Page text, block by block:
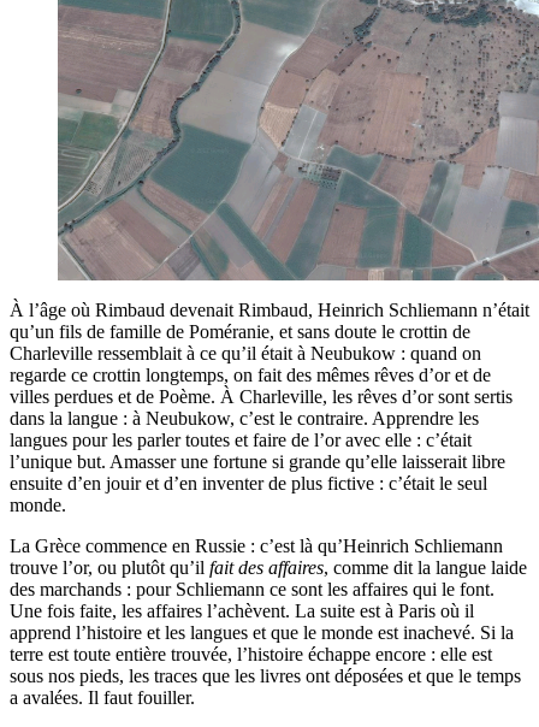
À l’âge où Rimbaud devenait Rimbaud, Heinrich Schliemann n’était
qu’un fils de famille de Poméranie, et sans doute le crottin de
Charleville ressemblait à ce qu’il était à Neubukow : quand on
regarde ce crottin longtemps, on fait des mêmes rêves d’or et de
villes perdues et de Poème. À Charleville, les rêves d’or sont sertis
dans la langue : à Neubukow, c’est le contraire. Apprendre les
langues pour les parler toutes et faire de l’or avec elle : c’était
l’unique but. Amasser une fortune si grande qu’elle laisserait libre
ensuite d’en jouir et d’en inventer de plus fictive : c’était le seul
monde.
La Grèce commence en Russie : c’est là qu’Heinrich Schliemann
trouve l’or, ou plutôt qu’il fait des affaires, comme dit la langue laide
des marchands : pour Schliemann ce sont les affaires qui le font.
Une fois faite, les affaires l’achèvent. La suite est à Paris où il
apprend l’histoire et les langues et que le monde est inachevé. Si la
terre est toute entière trouvée, l’histoire échappe encore : elle est
sous nos pieds, les traces que les livres ont déposées et que le temps
a avalées. Il faut fouiller.